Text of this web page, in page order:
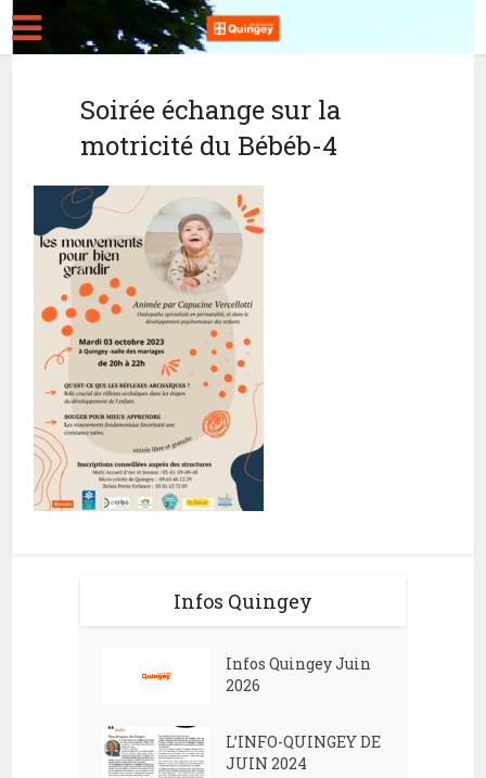
Soirée échange sur la
motricité du Bébéb-4
Infos Quingey
Infos Quingey Juin
2026
L’INFO-QUINGEY DE
JUIN 2024